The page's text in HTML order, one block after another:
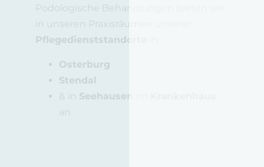
Podologische Behandlungen bieten wir
in unseren Praxisräumen unserer
Pflegedienststandorte
Osterburg
Stendal
& in Seehausen
an